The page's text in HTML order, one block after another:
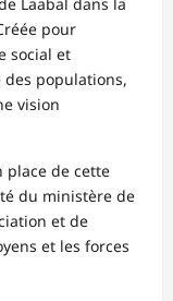
pour
social et
populations,
vision
place de cette
du ministère de
et de
et les forces